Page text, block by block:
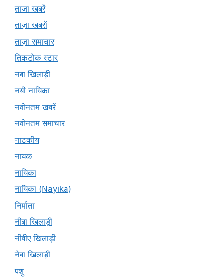
ताजा खबरें
ताज़ा खबरों
ताज़ा समाचार
तिकटोक स्टार
नबा खिलाड़ी
नयी नायिका
नवीनतम खबरें
नवीनतम समाचार
नाटकीय
नायक
नायिका
नायिका (Nāyikā)
निर्माता
नीबा खिलाड़ी
नीबीए खिलाड़ी
नेबा खिलाड़ी
पशु